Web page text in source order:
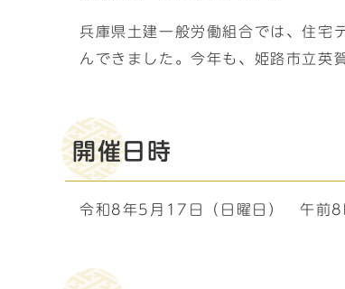
兵庫県土建一般労働組合では、住宅
んできました。今年も、姫路市立英
開催日時
令和8年5月17日（日曜日） 午前8